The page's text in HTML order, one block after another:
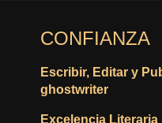
CONFIANZA
Escribir, Editar y
ghostwriter
Excelencia